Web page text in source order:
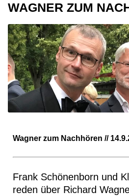
WAGNER ZUM
Wagner zum Nachhören //
Frank Schönenborn und
reden über Richard